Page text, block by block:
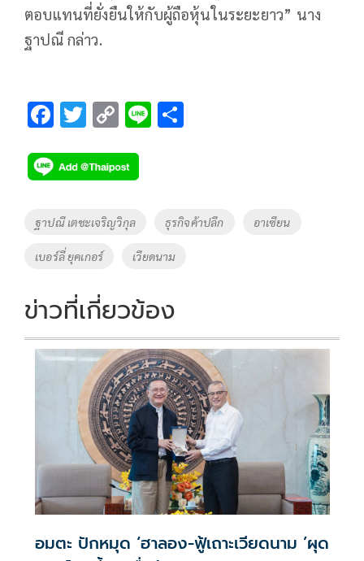
ตอบแทนที่ยั่งยืนให้กับผู้ถือหุ้นในระยะยาว” นาง
ฐาปณี กล่าว.
F
e
b
o
o
k
T
tt
er
C
p
y
Li
Li
Tags
ฐาปณี เตชะเจริญวิกุล ธุรกิจค้าปลีก อาเซียน
เบอร์ลี่ ยุคเกอร์ เวียดนาม
ข่าวที่เกี่ยวข้อง
อมตะ ปักหมุด ‘ฮาลอง-ฟู้เถาะเวียดนาม ’ผุด